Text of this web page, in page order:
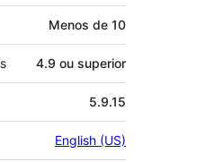
Menos de 10
4.9 ou superior
5.9.15
English (US)